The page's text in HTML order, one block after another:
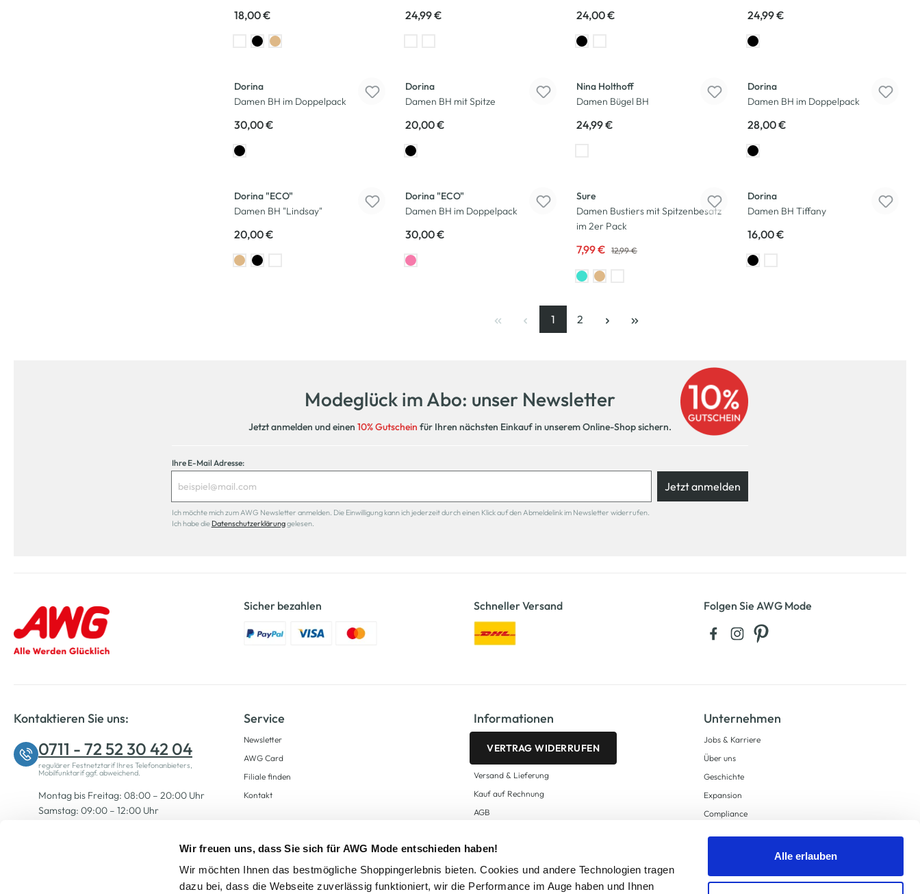
Wir freuen uns, dass Sie sich für AWG Mode entschieden haben!
Wir möchten Ihnen das bestmögliche Shoppingerlebnis bieten. Cookies und andere Technologien tragen
dazu bei, dass die Webseite zuverlässig funktioniert, wir die Performance im Auge haben und Ihnen
Alle erlauben
18,00 € 24,99 € 24,00 € 24,99 €
Dorina
Damen BH im Doppelpack
30,00 €
Dorina
Damen BH mit Spitze
20,00 €
Nina Holthoff
Damen Bügel BH
24,99 €
Dorina
Damen BH im Doppelpack
28,00 €
Dorina "ECO"
Damen BH "Lindsay"
20,00 €
Dorina "ECO"
Damen BH im Doppelpack
30,00 €
Sure
Damen Bustiers mit Spitzenbesatz
im 2er Pack
7,99 € 12,99 €
Dorina
Damen BH Tiffany
16,00 €
Seite
1
, aktuelle Seite
Seite
2
Modeglück im Abo: unser Newsletter
Jetzt anmelden und einen 10% Gutschein für Ihren nächsten Einkauf in unserem Online-Shop sichern.
Ihre E-Mail Adresse:
Jetzt anmelden
Ich möchte mich zum AWG Newsletter anmelden. Die Einwilligung kann ich jederzeit durch einen Klick auf den Abmeldelink im Newsletter widerrufen.
Ich habe die Datenschutzerklärunggelesen.
Sicher bezahlen Schneller Versand Folgen Sie AWG Mode
Kontaktieren Sie uns:
0711 - 72 52 30 42 04
regulärer Festnetztarif Ihres Telefonanbieters,
Mobilfunktarif ggf. abweichend.
Montag bis Freitag: 08:00 – 20:00 Uhr
Samstag: 09:00 – 12:00 Uhr
Service
Newsletter
AWG Card
Filiale finden
Kontakt
Informationen
VERTRAG WIDERRUFEN
Versand & Lieferung
Kauf auf Rechnung
AGB
Zahlungsarten
Datenschutz
AWG CARD Teilnahmebedingungen
Unternehmen
Jobs & Karriere
Über uns
Geschichte
Expansion
Compliance
Supply Chain Due Diligence